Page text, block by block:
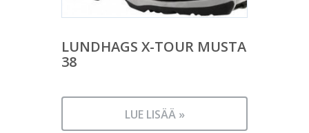
LUNDHAGS X-TOUR MUSTA
38
LUE LISÄÄ »